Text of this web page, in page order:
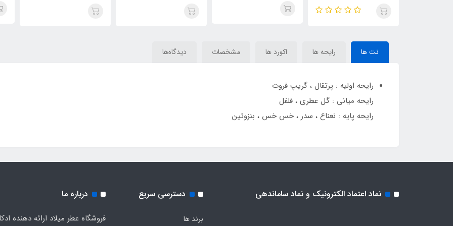
هرمس(THREE
Hermes Terre d’Hermes
Terre(Toro) d’Hermes
نت ها رایحه ها اکورد ها مشخصات دیدگاه‌ها
رایحه اولیه : پرتقال ، گریپ فروت
رایحه میانی : گل عطری ، فلفل
رایحه پایه : نعناع ، سدر ، خس خس ، بنزوئین
نماد اعتماد الکترونیک و نماد ساماندهی دسترسی سریع
برند ها
درباره ما
فروشگاه عطر میلاد ارائه دهنده